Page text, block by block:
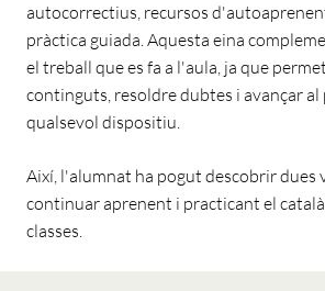
autocorrectius, recursos
pràctica guiada. Aquesta eina
el treball que es fa a l'aula, ja que
continguts, resoldre dubtes i avançar
qualsevol dispositiu.
Així, l'alumnat ha pogut descobrir dues
continuar aprenent i practicant el català
classes.